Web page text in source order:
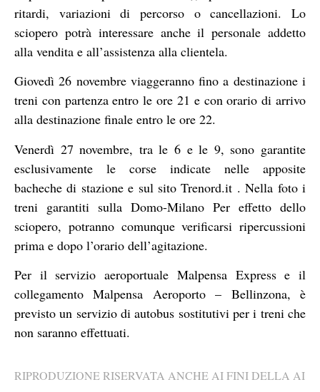
ritardi, variazioni di percorso o cancellazioni. Lo
sciopero potrà interessare anche il personale addetto
alla vendita e all’assistenza alla clientela.
Giovedì 26 novembre viaggeranno fino a destinazione i
treni con partenza entro le ore 21 e con orario di arrivo
alla destinazione finale entro le ore 22.
Venerdì 27 novembre, tra le 6 e le 9, sono garantite
esclusivamente le corse indicate nelle apposite
bacheche di stazione e sul sitoTrenord.it . Nella foto i
treni garantiti sulla Domo-Milano Per effetto dello
sciopero, potranno comunque verificarsi ripercussioni
prima e dopo l’orario dell’agitazione.
Per il servizio aeroportuale Malpensa Express e il
collegamento Malpensa Aeroporto – Bellinzona, è
previsto un servizio di autobus sostitutivi per i treni che
non saranno effettuati.
RIPRODUZIONE RISERVATA ANCHE AI FINI DELLA AI